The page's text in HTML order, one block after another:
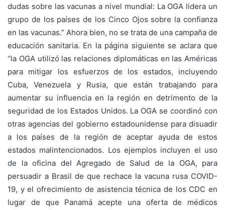
dudas sobre las vacunas a nivel mundial: La OGA lidera un
grupo de los países de los Cinco Ojos sobre la confianza
en las vacunas.” Ahora bien, no se trata de una campaña de
educación sanitaria. En la página siguiente se aclara que
“la OGA utilizó las relaciones diplomáticas en las Américas
para mitigar los esfuerzos de los estados, incluyendo
Cuba, Venezuela y Rusia, que están trabajando para
aumentar su influencia en la región en detrimento de la
seguridad de los Estados Unidos. La OGA se coordinó con
otras agencias del gobierno estadounidense para disuadir
a los países de la región de aceptar ayuda de estos
estados malintencionados. Los ejemplos incluyen el uso
de la oficina del Agregado de Salud de la OGA, para
persuadir a Brasil de que rechace la vacuna rusa COVID-
19, y el ofrecimiento de asistencia técnica de los CDC en
lugar de que Panamá acepte una oferta de médicos